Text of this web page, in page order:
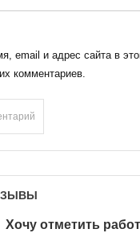
email и адрес сайта в
комментариев.
Хочу отметить